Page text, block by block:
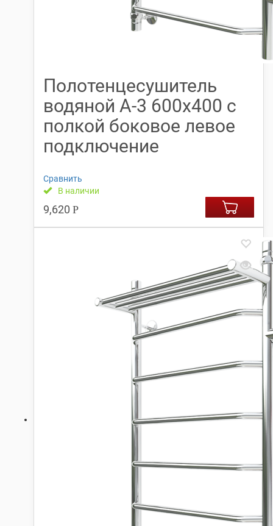
Полотенцесушитель
водяной А-3 600х400 с
полкой боковое левое
подключение
Сравнить
В наличии
9,620 Р